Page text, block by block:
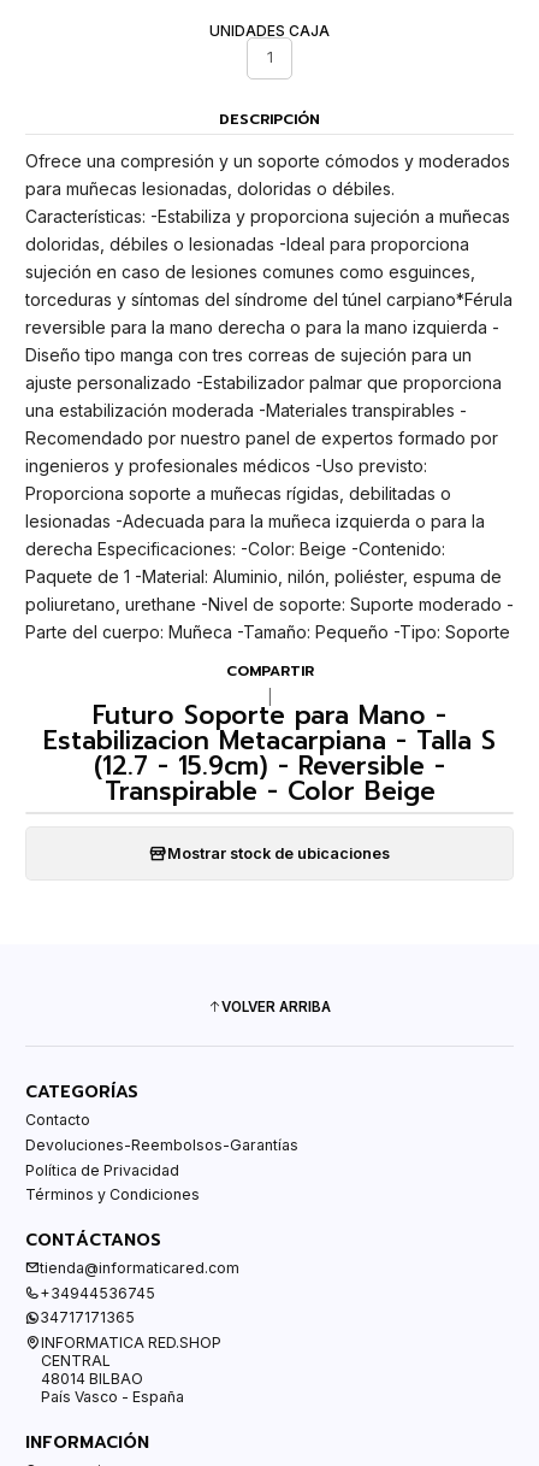
UNIDADES CAJA
1
DESCRIPCIÓN
Ofrece una compresión y un soporte cómodos y moderados
para muñecas lesionadas, doloridas o débiles.
Características: -Estabiliza y proporciona sujeción a muñecas
doloridas, débiles o lesionadas -Ideal para proporciona
sujeción en caso de lesiones comunes como esguinces,
torceduras y síntomas del síndrome del túnel carpiano*Férula
reversible para la mano derecha o para la mano izquierda -
Diseño tipo manga con tres correas de sujeción para un
ajuste personalizado -Estabilizador palmar que proporciona
una estabilización moderada -Materiales transpirables -
Recomendado por nuestro panel de expertos formado por
ingenieros y profesionales médicos -Uso previsto:
Proporciona soporte a muñecas rígidas, debilitadas o
lesionadas -Adecuada para la muñeca izquierda o para la
derecha Especificaciones: -Color: Beige -Contenido:
Paquete de 1 -Material: Aluminio, nilón, poliéster, espuma de
poliuretano, urethane -Nivel de soporte: Suporte moderado -
Parte del cuerpo: Muñeca -Tamaño: Pequeño -Tipo: Soporte
COMPARTIR
Futuro Soporte para Mano -
Estabilizacion Metacarpiana - Talla S
(12.7 - 15.9cm) - Reversible -
Transpirable - Color Beige
Mostrar stock de ubicaciones
VOLVER ARRIBA
CATEGORÍAS
Contacto
Devoluciones-Reembolsos-Garantías
Política de Privacidad
Términos y Condiciones
CONTÁCTANOS
tienda@informaticared.com
+34944536745
34717171365
INFORMATICA RED.SHOP
CENTRAL
48014 BILBAO
País Vasco - España
INFORMACIÓN